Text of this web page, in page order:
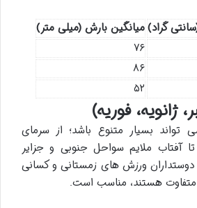
گراد)میانگین بارش (میلی متر)
۷۶
۸۶
۵۲
ژانویه، فوریه)
تواند بسیار متنوع باشد؛ از سرمای
آفتاب ملایم سواحل جنوبی و جزایر
ورزش های زمستانی و کسانی
متفاوت هستند، مناسب است.